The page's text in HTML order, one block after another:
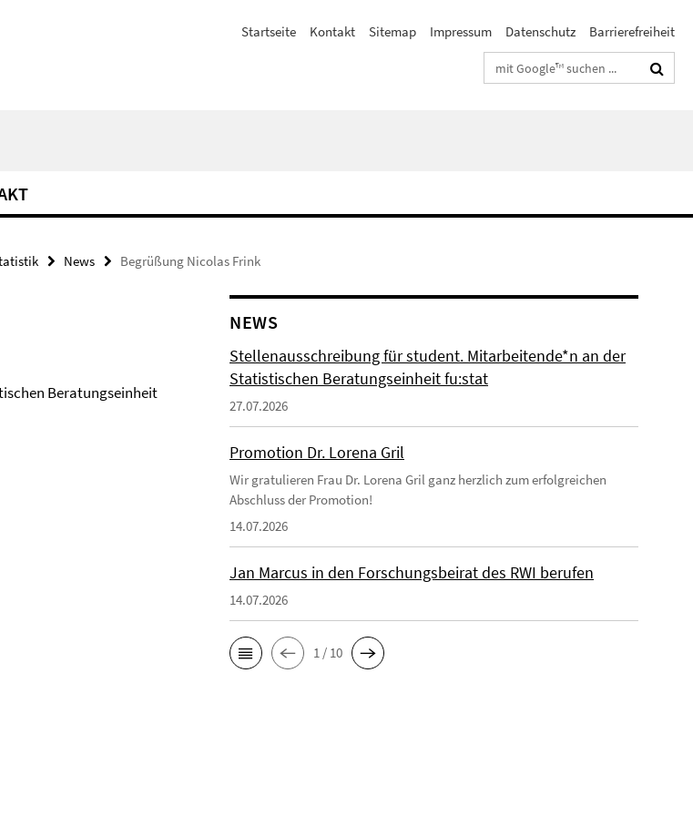
Startseite Kontakt Sitemap Impressum Datenschutz
Barrierefreiheit
Suchbegriffe
News Begrüßung Nicolas Frink
Beratungseinheit
NEWS
Stellenausschreibung für student. Mitarbeitende*n an der
Statistischen Beratungseinheit fu:stat
27.07.2026
Promotion Dr. Lorena Gril
Wir gratulieren Frau Dr. Lorena Gril ganz herzlich zum erfolgreichen
Abschluss der Promotion!
14.07.2026
Jan Marcus in den Forschungsbeirat des RWI berufen
14.07.2026
1 / 10